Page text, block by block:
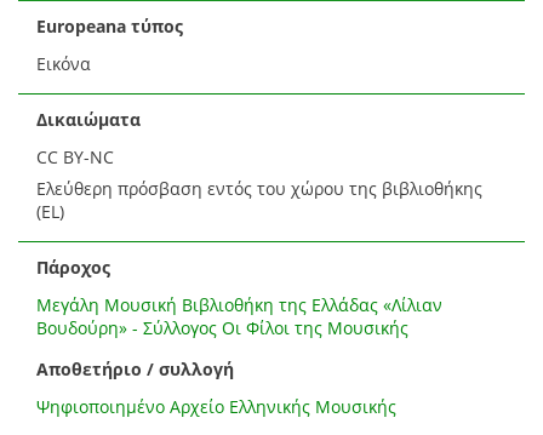
Europeana τύπος
Εικόνα
Δικαιώματα
CC BY-NC
Ελεύθερη πρόσβαση εντός του χώρου της βιβλιοθήκης
(EL)
Πάροχος
Μεγάλη Μουσική Βιβλιοθήκη της Ελλάδας «Λίλιαν
Βουδούρη» - Σύλλογος Οι Φίλοι της Μουσικής
Αποθετήριο / συλλογή
Ψηφιοποιημένο Αρχείο Ελληνικής Μουσικής